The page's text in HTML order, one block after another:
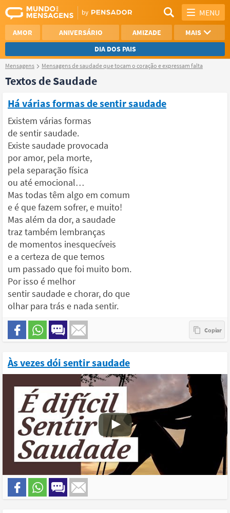
MENU
AMOR ANIVERSÁRIO AMIZADE
MAIS
DIA DOS PAIS
REFLEXÃO
NAMORO
Mensagens Mensagens de saudade que tocam o coração e expressam falta
Textos de Saudade
Há várias formas de sentir saudade
Existem várias formas
de sentir saudade.
Existe saudade provocada
por amor, pela morte,
pela separação física
ou até emocional…
Mas todas têm algo em comum
e é que fazem sofrer, e muito!
Mas além da dor, a saudade
traz também lembranças
de momentos inesquecíveis
e a certeza de que temos
um passado que foi muito bom.
Por isso é melhor
sentir saudade e chorar, do que
olhar para trás e nada sentir.
Às vezes dói sentir saudade